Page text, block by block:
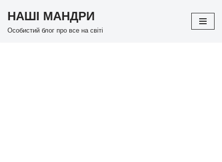
Перейти
НАШІ МАНДРИ
Особистий блог про все на світі